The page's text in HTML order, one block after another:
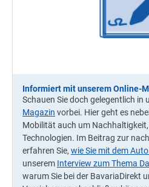
Informiert mit unserem Online-
Schauen Sie doch gelegentlich in
Magazin vorbei. Hier geht es
Mobilität auch um
Technologien. Im Beitrag zur
erfahren Sie, wie Sie mit dem
unserem Interview zum Thema
warum Sie bei der BavariaDirekt